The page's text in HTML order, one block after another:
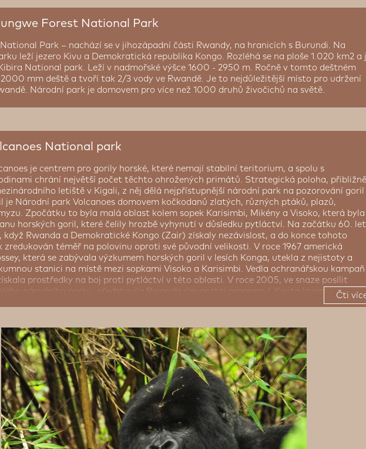
Forest National Park
Park – nachází se v jihozápadní části Rwandy, na hranicích s Burundi. Na
leží jezero Kivu a Demokratická republika Kongo. Rozléhá se na ploše 1.020 km2 a
National park. Leží v nadmořské výšce 1600 - 2950 m. Ročně v tomto deštném
2000 mm deště a tvoří tak 2/3 vody ve Rwandě. Je to nejdůležitější místo pro udržení
Národní park je domovem pro více než 1000 druhů živočichů na světě.
National park
je centrem pro gorily horské, které nemají stabilní teritorium, a spolu s
chrání největší počet těchto ohrožených primátů. Strategická poloha,
letiště v Kigali, z něj dělá nejpřístupnější národní park na pozorování goril
je Národní park Volcanoes domovem kočkodanů zlatých, různých ptáků, plazů,
Zpočátku to byla malá oblast kolem sopek Karisimbi, Mikény a Visoko, která byla
horských goril, které čelily hrozbě vyhynutí v důsledku pytláctví. Na začátku 60. let
když Rwanda a Demokratické Kongo (Zair) získaly nezávislost, a do konce tohoto
zredukován téměř na polovinu oproti své původní velikosti. V roce 1967 americká
která se zabývala výzkumem horských goril v lesích Konga, utekla z nejistoty a
stanici na místě mezi sopkami Visoko a Karisimbi. Vedla ochranářskou kampaň
prostředky na boj proti pytláctví v této oblasti. V roce 2005, ve snaze posílit
národního parku, představila Rwanda slavnostní program („Kwita Iziina")
poukázal na vynikající výsledky ochranářů, pokud jde o populaci goril v tomto
nejméně 29 endemitů v pohoří Rwenzori a Virunga.
Čti